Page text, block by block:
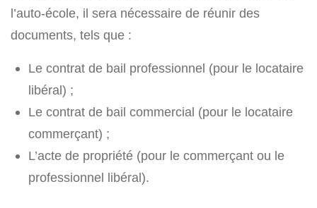
l’auto-école, il sera nécessaire de réunir des
documents, tels que :
Le contrat de bail professionnel (pour le locataire
libéral) ;
Le contrat de bail commercial (pour le locataire
commerçant) ;
L’acte de propriété (pour le commerçant ou le
professionnel libéral).